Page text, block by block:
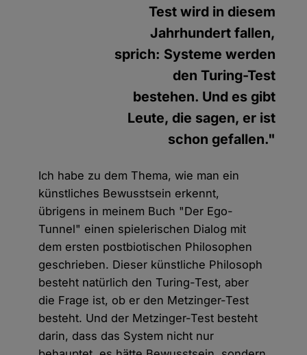
Test wird in diesem
Jahrhundert fallen,
sprich: Systeme werden
den Turing-Test
bestehen. Und es gibt
Leute, die sagen, er ist
schon gefallen."
Ich habe zu dem Thema, wie man ein
künstliches Bewusstsein erkennt,
übrigens in meinem Buch "Der Ego-
Tunnel" einen spielerischen Dialog mit
dem ersten postbiotischen Philosophen
geschrieben. Dieser künstliche Philosoph
besteht natürlich den Turing-Test, aber
die Frage ist, ob er den Metzinger-Test
besteht. Und der Metzinger-Test besteht
darin, dass das System nicht nur